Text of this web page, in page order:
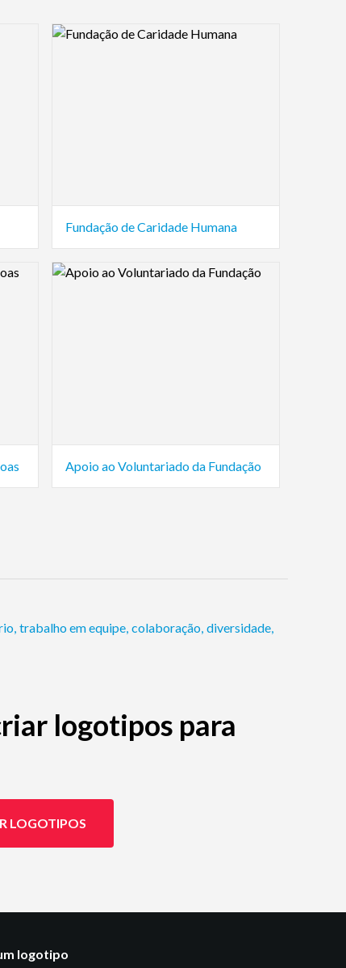
Logo Preview Image
Fundação de Caridade Humana
Logo Preview Image
Apoio ao Voluntariado da Fundação
, trabalho em equipe, colaboração, diversidade,
logotipos para
LOGOTIPOS
logotipo